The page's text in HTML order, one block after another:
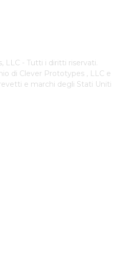
LLC - Tutti i diritti riservati.
di Clever Prototypes , LLC e
e marchi degli Stati Uniti